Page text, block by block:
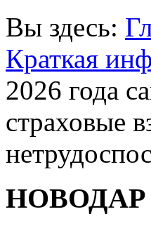
Вы здесь:
Краткая
2026 года
страховые
НОВОДАР